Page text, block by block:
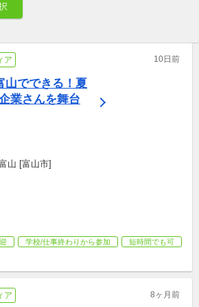
ア 10日前
山でできる！夏
業さんを舞台
山 [富山市]
学校/仕事終わりから参加
短時間でも可
ア 8ヶ月前